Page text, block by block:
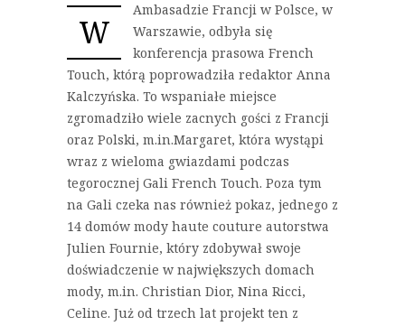
W
Ambasadzie Francji w Polsce, w
Warszawie, odbyła się
konferencja prasowa French
Touch, którą poprowadziła redaktor Anna
Kalczyńska. To wspaniałe miejsce
zgromadziło wiele zacnych gości z Francji
oraz Polski, m.in.Margaret, która wystąpi
wraz z wieloma gwiazdami podczas
tegorocznej Gali French Touch. Poza tym
na Gali czeka nas również pokaz, jednego z
14 domów mody haute couture autorstwa
Julien Fournie, który zdobywał swoje
doświadczenie w największych domach
mody, m.in. Christian Dior, Nina Ricci,
Celine. Już od trzech lat projekt ten z